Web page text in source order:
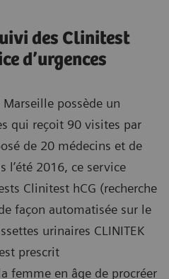
des Clinitest
d’urgences
Marseille possède un
qui reçoit 90 visites par
de 20 médecins et de
l’été 2016, ce service
Clinitest hCG (recherche
façon automatisée sur le
urinaires CLINITEK
prescrit
femme en âge de procréer